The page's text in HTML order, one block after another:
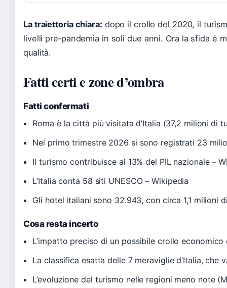
La traiettoria chiara: dopo il crollo del 2020, il
livelli pre‑pandemia in soli due anni. Ora la sfida è
qualità.
Fatti certi e zone d’ombra
Fatti confermati
Roma è la città più visitata d’Italia (37,2 milioni di
Nel primo trimestre 2026 si sono registrati 23
Il turismo contribuisce al 13% del PIL nazionale –
L’Italia conta 58 siti UNESCO – Wikipedia
Gli hotel italiani sono 32.943, con circa 1,1 milioni
Cosa resta incerto
L’impatto preciso di un possibile crollo
La classifica esatta delle 7 meraviglie d’Italia, che
L’evoluzione del turismo nelle regioni meno note